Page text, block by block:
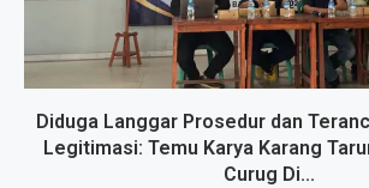
Diduga Langgar Prosedur dan
Legitimasi: Temu Karya Karang
Curug Di...